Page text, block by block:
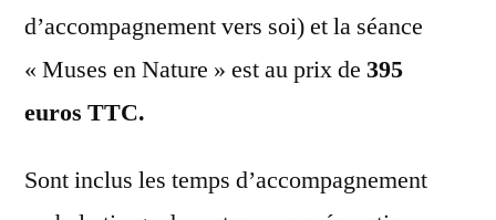
d’accompagnement vers soi) et la séance
« Muses en Nature » est au prix de 395
euros TTC.
Sont inclus les temps d’accompagnement